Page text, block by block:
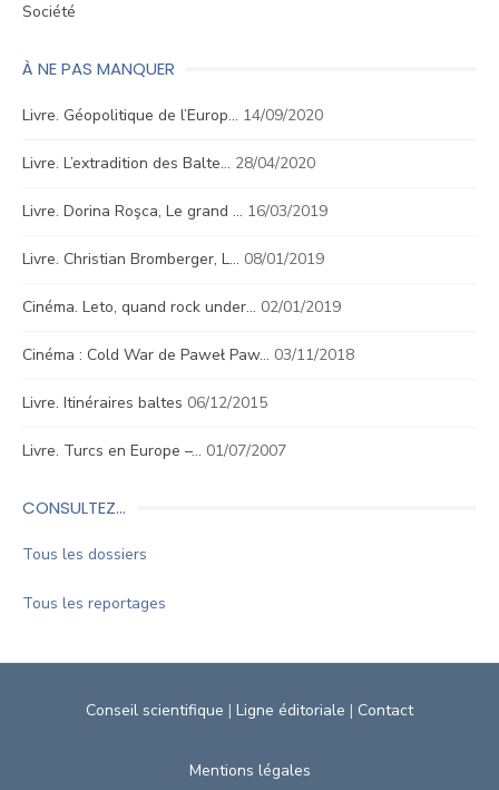
Société
À NE PAS MANQUER
Livre. Géopolitique de l’Europ… 14/09/2020
Livre. L’extradition des Balte… 28/04/2020
Livre. Dorina Roşca, Le grand … 16/03/2019
Livre. Christian Bromberger, L… 08/01/2019
Cinéma. Leto, quand rock under… 02/01/2019
Cinéma : Cold War de Paweł Paw… 03/11/2018
Livre. Itinéraires baltes 06/12/2015
Livre. Turcs en Europe –… 01/07/2007
CONSULTEZ…
Tous les dossiers
Tous les reportages
Conseil scientifique | Ligne éditoriale | Contact
Mentions légales